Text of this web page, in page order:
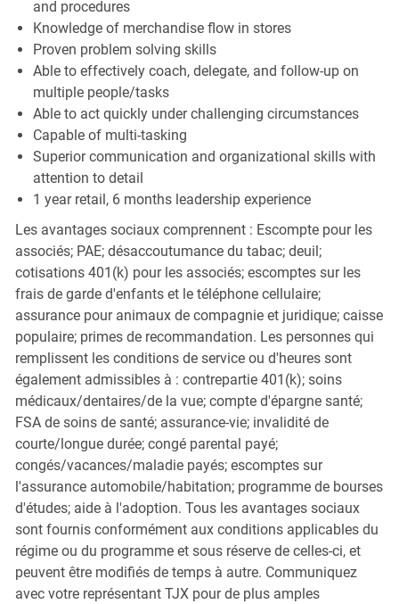
and procedures
Knowledge of merchandise flow in stores
Proven problem solving skills
Able to effectively coach, delegate, and follow-up on
multiple people/tasks
Able to act quickly under challenging circumstances
Capable of multi-tasking
Superior communication and organizational skills with
attention to detail
1 year retail, 6 months leadership experience
Les avantages sociaux comprennent : Escompte pour les
associés; PAE; désaccoutumance du tabac; deuil;
cotisations 401(k) pour les associés; escomptes sur les
frais de garde d'enfants et le téléphone cellulaire;
assurance pour animaux de compagnie et juridique; caisse
populaire; primes de recommandation. Les personnes qui
remplissent les conditions de service ou d'heures sont
également admissibles à : contrepartie 401(k); soins
médicaux/dentaires/de la vue; compte d'épargne santé;
FSA de soins de santé; assurance-vie; invalidité de
courte/longue durée; congé parental payé;
congés/vacances/maladie payés; escomptes sur
l'assurance automobile/habitation; programme de bourses
d'études; aide à l'adoption. Tous les avantages sociaux
sont fournis conformément aux conditions applicables du
régime ou du programme et sous réserve de celles-ci, et
peuvent être modifiés de temps à autre. Communiquez
avec votre représentant TJX pour de plus amples